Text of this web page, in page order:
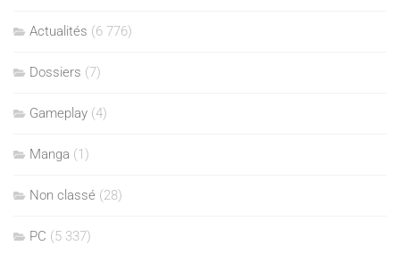
Actualités (6 776)
Dossiers (7)
Gameplay (4)
Manga (1)
Non classé (28)
PC (5 337)